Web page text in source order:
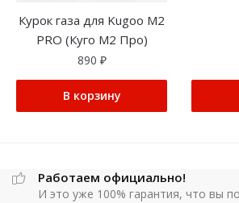
Курок газа для Kugoo M2
PRO (Куго М2 Про)
890 ₽
В корзину
Работаем официально!
И это уже 100% гарантия, что вы